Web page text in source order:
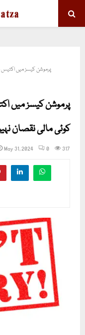
پرموشن کیسز میں اکتیس
پرموشن کیسز میں
کوئی مالی نقصان
May 31, 2024 0 317